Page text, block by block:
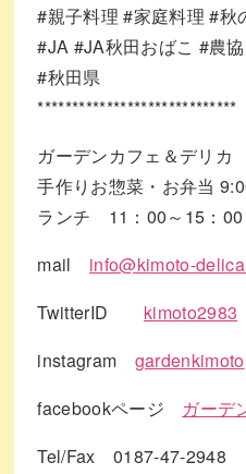
#親子料理 #家庭料理 #秋
#JA #JA秋田おばこ #農協
#秋田県
*****************************
ガーデンカフェ＆デリ
手作りお惣菜・お弁当
ランチ 11：00～15：00
mail info@kimoto-
TwitterID kimoto2983
instagram gardenkimoto
facebookページ ガーデ
Tel/Fax 0187-47-2948